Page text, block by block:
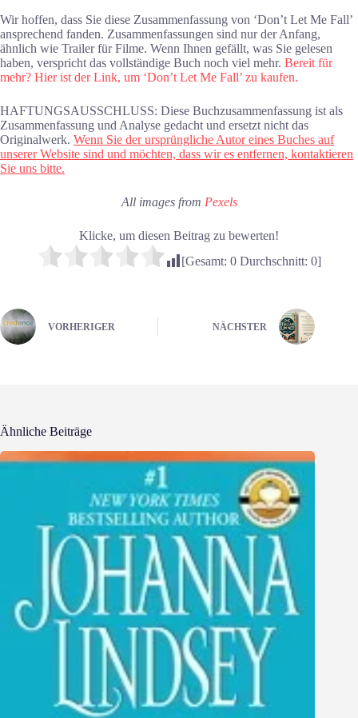
Wir hoffen, dass Sie diese Zusammenfassung von ‘Don’t Let Me Fall’
ansprechend fanden. Zusammenfassungen sind nur der Anfang,
ähnlich wie Trailer für Filme. Wenn Ihnen gefällt, was Sie gelesen
haben, verspricht das vollständige Buch noch viel mehr. Bereit für
mehr? Hier ist der Link, um ‘Don’t Let Me Fall’ zu kaufen.
HAFTUNGSAUSSCHLUSS: Diese Buchzusammenfassung ist als
Zusammenfassung und Analyse gedacht und ersetzt nicht das
Originalwerk. Wenn Sie der ursprüngliche Autor eines Buches auf
unserer Website sind und möchten, dass wir es entfernen, kontaktieren
Sie uns bitte.
All images from Pexels
Klicke, um diesen Beitrag zu bewerten!
[Gesamt: 0Durchschnitt: 0]
VORHERIGER NÄCHSTER
Ähnliche Beiträge